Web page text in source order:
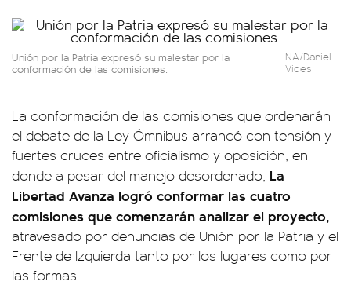
Unión por la Patria expresó su malestar por la
conformación de las comisiones.
NA/Daniel
Vides.
La conformación de las comisiones que ordenarán
el debate de la Ley Ómnibus arrancó con tensión y
fuertes cruces entre oficialismo y oposición, en
donde a pesar del manejo desordenado, La
Libertad Avanza logró conformar las cuatro
comisiones que comenzarán analizar el proyecto,
atravesado por denuncias de Unión por la Patria y el
Frente de Izquierda tanto por los lugares como por
las formas.